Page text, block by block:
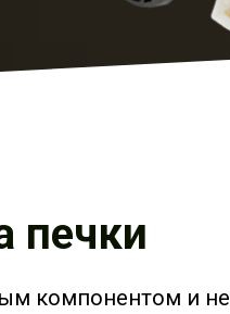
печки
компонентом и не